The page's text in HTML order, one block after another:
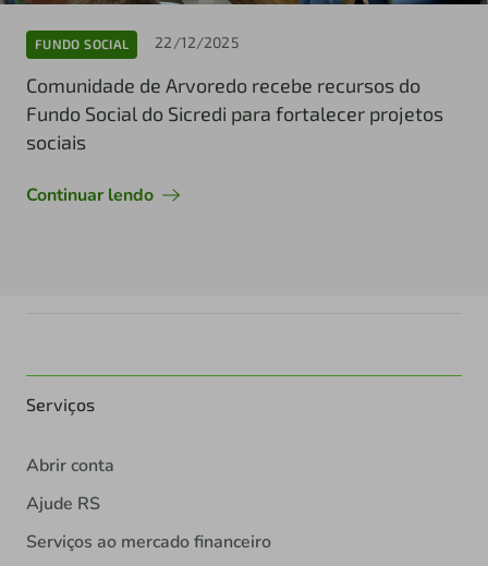
FUNDO SOCIAL 22/12/2025
Comunidade de Arvoredo recebe recursos do
Fundo Social do Sicredi para fortalecer projetos
sociais
Continuar lendo
Serviços
Abrir conta
Ajude RS
Serviços ao mercado financeiro